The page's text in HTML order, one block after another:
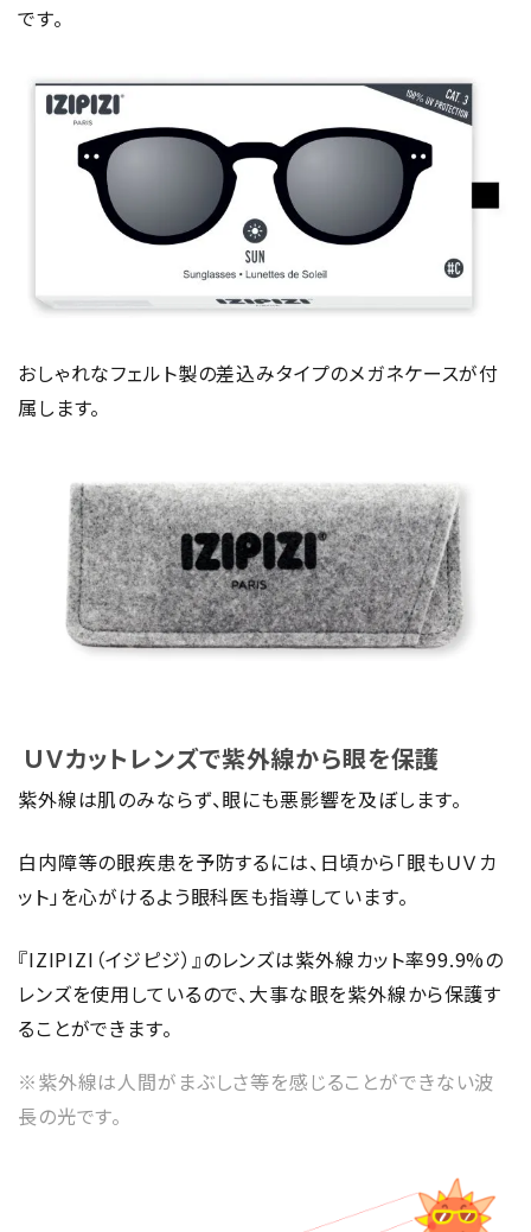
です。
おしゃれなフェルト製の差込みタイプのメガネケースが付
属します。
ＵＶカットレンズで紫外線から眼を保護
紫外線は肌のみならず、眼にも悪影響を及ぼします。
白内障等の眼疾患を予防するには、日頃から「眼もＵＶカ
ット」を心がけるよう眼科医も指導しています。
『IZIPIZI（イジピジ）』のレンズは紫外線カット率99.9%の
レンズを使用しているので、大事な眼を紫外線から保護す
ることができます。
※紫外線は人間がまぶしさ等を感じることができない波
長の光です。